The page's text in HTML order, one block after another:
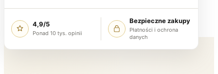
4,9/5
Ponad 10 tys. opinii
Bezpieczne zakupy
Płatności i ochrona
danych